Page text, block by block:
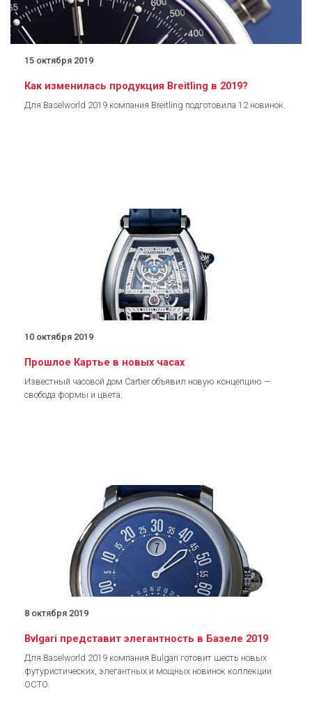
15 октября 2019
Как изменилась продукция Breitling в 2019?
Для Baselworld 2019 компания Breitling подготовила 12 новинок.
10 октября 2019
Прошлое Картье в новых часах
Известный часовой дом Cartier объявил новую концепцию —
свобода формы и цвета.
8 октября 2019
Bvlgari представит элегантность в Базеле 2019
Для Baselworld 2019 компания Bulgari готовит шесть новых
футуристических, элегантных и мощных новинок коллекции
OCTO.